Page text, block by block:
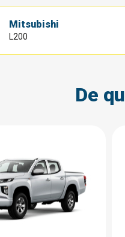
Mitsubishi
L200
De